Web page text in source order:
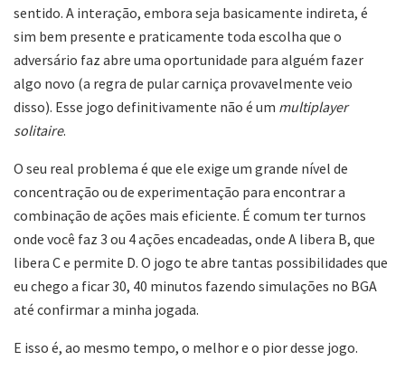
sentido. A interação, embora seja basicamente indireta, é
sim bem presente e praticamente toda escolha que o
adversário faz abre uma oportunidade para alguém fazer
algo novo (a regra de pular carniça provavelmente veio
disso). Esse jogo definitivamente não é um multiplayer
solitaire.
O seu real problema é que ele exige um grande nível de
concentração ou de experimentação para encontrar a
combinação de ações mais eficiente. É comum ter turnos
onde você faz 3 ou 4 ações encadeadas, onde A libera B, que
libera C e permite D. O jogo te abre tantas possibilidades que
eu chego a ficar 30, 40 minutos fazendo simulações no BGA
até confirmar a minha jogada.
E isso é, ao mesmo tempo, o melhor e o pior desse jogo.